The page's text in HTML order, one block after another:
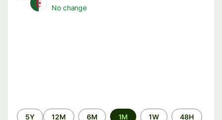
No change
الفترة48H
1W
1M
6M
12M
5Y